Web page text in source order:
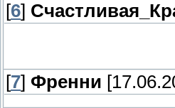
[6]
[7] Френни